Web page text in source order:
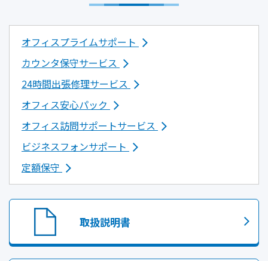
オフィスプライムサポート
カウンタ保守サービス
24時間出張修理サービス
オフィス安心パック
オフィス訪問サポートサービス
ビジネスフォンサポート
定額保守
取扱説明書